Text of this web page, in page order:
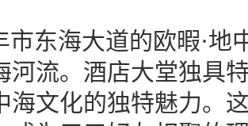
市东海大道的欧暇·地
河流。酒店大堂独具
海文化的独特魅力。